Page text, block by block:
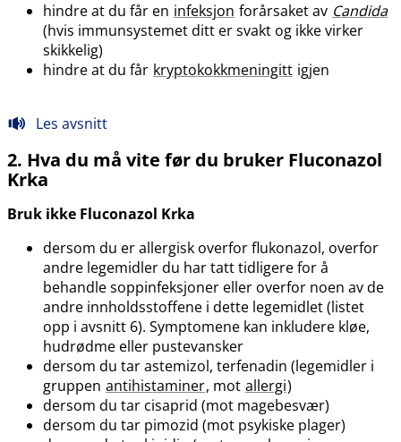
hindre at du får en infeksjon forårsaket av Candida
(hvis immunsystemet ditt er svakt og ikke virker
skikkelig)
hindre at du får kryptokokkmeningitt igjen
Les avsnitt
2. Hva du må vite før du bruker Fluconazol
Krka
Bruk ikke Fluconazol Krka
dersom du er allergisk overfor flukonazol, overfor
andre legemidler du har tatt tidligere for å
behandle soppinfeksjoner eller overfor noen av de
andre innholdsstoffene i dette legemidlet (listet
opp i avsnitt 6). Symptomene kan inkludere kløe,
hudrødme eller pustevansker
dersom du tar astemizol, terfenadin (legemidler i
gruppen antihistaminer, mot allergi)
dersom du tar cisaprid (mot magebesvær)
dersom du tar pimozid (mot psykiske plager)